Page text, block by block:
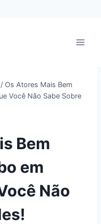
/ Os Atores Mais Bem
Você Não Sabe Sobre
Bem
em
Não